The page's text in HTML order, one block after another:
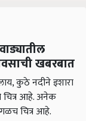
खबरबात
कुठे नदीने इशारा
चित्र आहे. अनेक
चित्र आहे.